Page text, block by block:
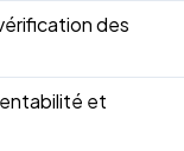
des
et